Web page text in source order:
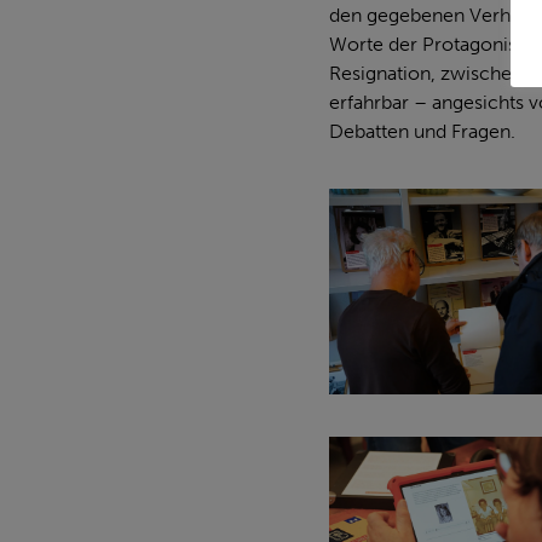
den gegebenen
Worte der
Resignation, zwischen
erfahrbar – angesichts
Debatten und Fragen.